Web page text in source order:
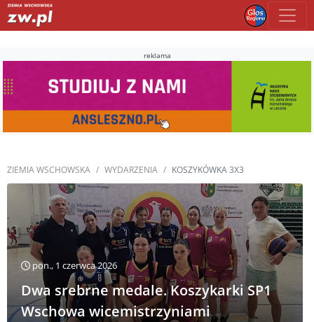
reklama
ZIEMIA WSCHOWSKA WYDARZENIA KOSZYKÓWKA 3X3
pon., 1 czerwca 2026
Dwa srebrne medale. Koszykarki SP1
Wschowa wicemistrzyniami